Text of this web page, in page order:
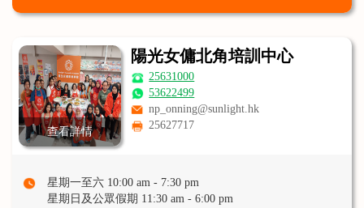
查看詳情
陽光女傭北角培訓中心
25631000
53622499
np_onning@sunlight.hk
25627717
星期一至六 10:00 am - 7:30 pm
星期日及公眾假期 11:30 am - 6:00 pm